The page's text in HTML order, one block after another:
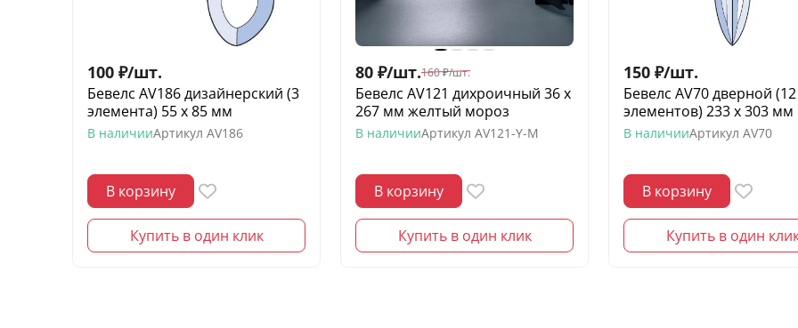
100 ₽/шт.
Бевелс AV186 дизайнерский (3
элемента) 55 х 85 мм
В наличииАртикул AV186
В корзину
Купить в один клик
80 ₽/шт.160 ₽/шт.
Бевелс AV121 дихроичный 36 х
267 мм желтый мороз
В наличииАртикул AV121-Y-M
В корзину
Купить в один клик
150 ₽/шт.
Бевелс AV70 дверной (12
элементов) 233 х 303 мм
В наличииАртикул AV70
В корзину
Купить в один